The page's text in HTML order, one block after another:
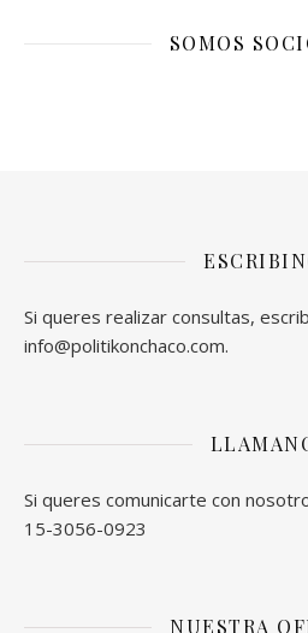
SOMOS
Si queres realizar consultas,
info@politikonchaco.com.
Si queres comunicarte con
15-3056-0923
NUESTRA